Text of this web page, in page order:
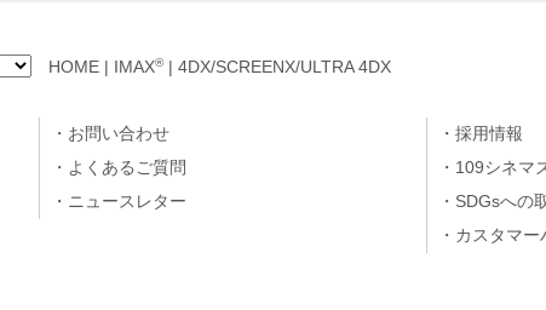
HOME IMAX®| 4DX/SCREENX/ULTRA 4DX
お問い合わせ
よくあるご質問
ニュースレター
採用情報
109シネマ
SDGsへの
カスタマー